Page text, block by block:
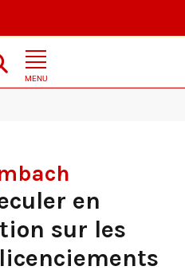
MENU
Hambach : La grève fait reculer en
en
sur les